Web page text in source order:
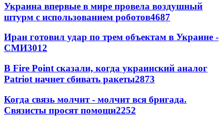
Украина впервые в мире провела воздушный
штурм с использованием роботов4687
Иран готовил удар по трем объектам в Украине -
СМИ3012
В Fire Point сказали, когда украинский аналог
Patriot начнет сбивать ракеты2873
Когда связь молчит - молчит вся бригада.
Связисты просят помощи2252